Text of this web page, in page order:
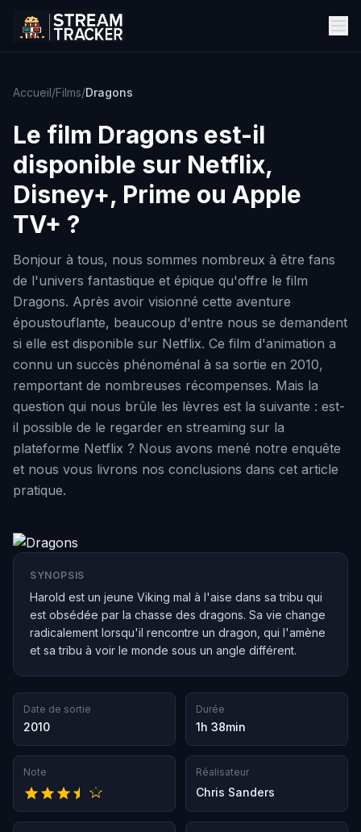
Accueil/Films/Dragons
Le film Dragons est-il
disponible sur Netflix,
Disney+, Prime ou Apple
TV+ ?
Bonjour à tous, nous sommes nombreux à être fans
de l'univers fantastique et épique qu'offre le film
Dragons. Après avoir visionné cette aventure
époustouflante, beaucoup d'entre nous se demandent
si elle est disponible sur Netflix. Ce film d'animation a
connu un succès phénoménal à sa sortie en 2010,
remportant de nombreuses récompenses. Mais la
question qui nous brûle les lèvres est la suivante : est-
il possible de le regarder en streaming sur la
plateforme Netflix ? Nous avons mené notre enquête
et nous vous livrons nos conclusions dans cet article
pratique.
SYNOPSIS
Harold est un jeune Viking mal à l'aise dans sa tribu qui
est obsédée par la chasse des dragons. Sa vie change
radicalement lorsqu'il rencontre un dragon, qui l'amène
et sa tribu à voir le monde sous un angle différent.
Date de sortie
2010
Durée
1h 38min
Note Réalisateur
Chris Sanders